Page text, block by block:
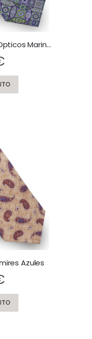
Corbata Verde Dibujos Opticos Marino
Azules